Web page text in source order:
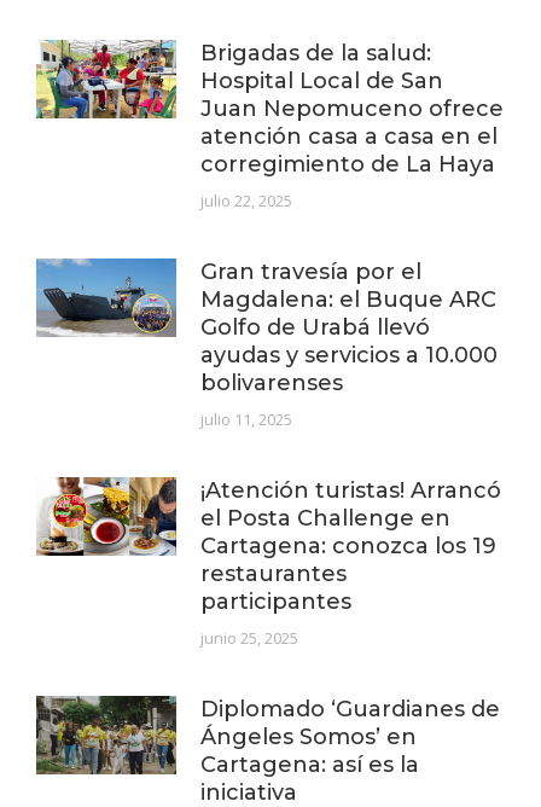
Brigadas de la salud:
Hospital Local de San
Juan Nepomuceno ofrece
atención casa a casa en el
corregimiento de La Haya
julio 22, 2025
Gran travesía por el
Magdalena: el Buque ARC
Golfo de Urabá llevó
ayudas y servicios a 10.000
bolivarenses
julio 11, 2025
¡Atención turistas! Arrancó
el Posta Challenge en
Cartagena: conozca los 19
restaurantes
participantes
junio 25, 2025
Diplomado ‘Guardianes de
Ángeles Somos’ en
Cartagena: así es la
iniciativa